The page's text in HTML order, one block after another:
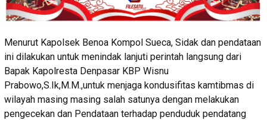
Menurut Kapolsek Benoa Kompol Sueca, Sidak dan pendataan
ini dilakukan untuk menindak lanjuti perintah langsung dari
Bapak Kapolresta Denpasar KBP Wisnu
Prabowo,S.Ik,M.M.,untuk menjaga kondusifitas kamtibmas di
wilayah masing masing salah satunya dengan melakukan
pengecekan dan Pendataan terhadap penduduk pendatang